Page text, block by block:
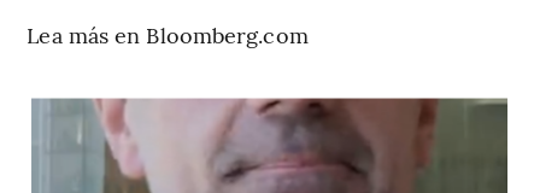
Lea más en Bloomberg.com